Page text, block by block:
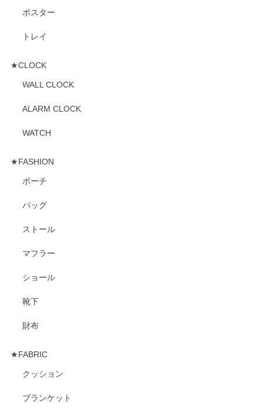
ポスター
トレイ
★CLOCK
WALL CLOCK
ALARM CLOCK
WATCH
★FASHION
ポーチ
バッグ
ストール
マフラー
ショール
靴下
財布
★FABRIC
クッション
ブランケット